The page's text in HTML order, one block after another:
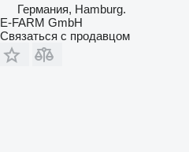
Германия, Hamburg.
E-FARM GmbH
Связаться с продавцом